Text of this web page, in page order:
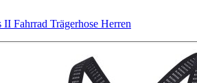
Fahrrad Trägerhose Herren